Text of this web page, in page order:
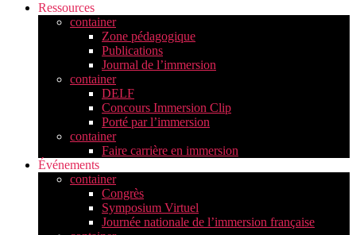
Ressources
container
Zone pédagogique
Publications
Journal de l’immersion
container
DELF
Concours Immersion Clip
Porté par l’immersion
container
Faire carrière en immersion
Événements
container
Congrès
Symposium Virtuel
Journée nationale de l’immersion française